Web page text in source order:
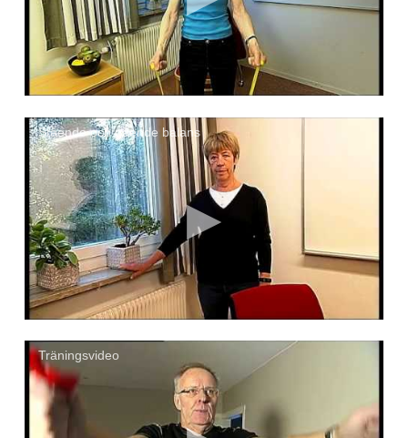
Stående och gående balans
Träningsvideo